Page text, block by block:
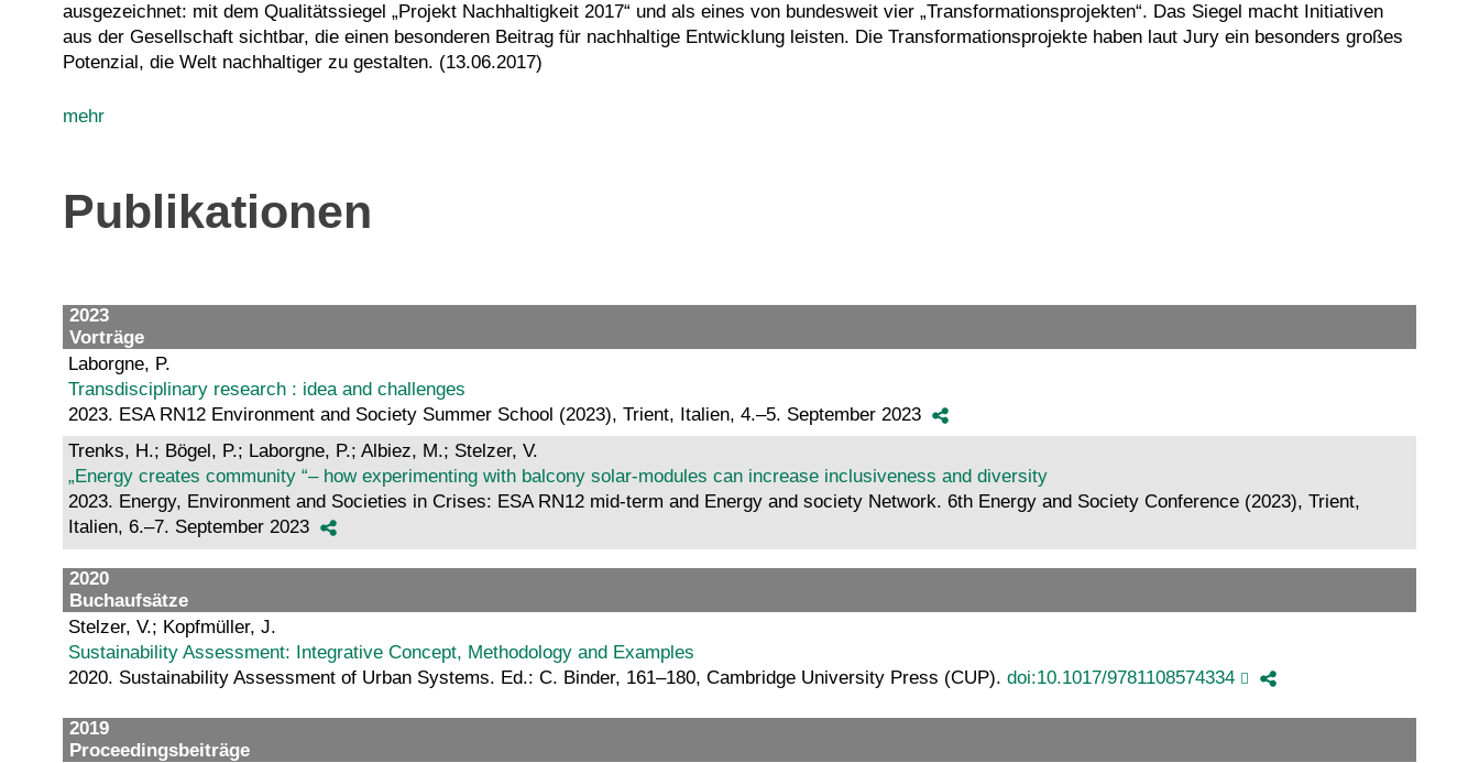
ausgezeichnet: mit dem Qualitätssiegel „Projekt Nachhaltigkeit 2017“ und als eines von bundesweit vier „Transformationsprojekten“. Das Siegel macht Initiativen
aus der Gesellschaft sichtbar, die einen besonderen Beitrag für nachhaltige Entwicklung leisten. Die Transformationsprojekte haben laut Jury ein besonders großes
Potenzial, die Welt nachhaltiger zu gestalten. (13.06.2017)
mehr
Publikationen
2023
Vorträge
Laborgne, P.
Transdisciplinary research : idea and challenges
2023. ESA RN12 Environment and Society Summer School (2023), Trient, Italien, 4.–5. September 2023
Trenks, H.; Bögel, P.; Laborgne, P.; Albiez, M.; Stelzer, V.
„Energy creates community “– how experimenting with balcony solar-modules can increase inclusiveness and diversity
2023. Energy, Environment and Societies in Crises: ESA RN12 mid-term and Energy and society Network. 6th Energy and Society Conference (2023), Trient,
Italien, 6.–7. September 2023
2020
Buchaufsätze
Stelzer, V.; Kopfmüller, J.
Sustainability Assessment: Integrative Concept, Methodology and Examples
2020. Sustainability Assessment of Urban Systems. Ed.: C. Binder, 161–180, Cambridge University Press (CUP). doi:10.1017/9781108574334
2019
Proceedingsbeiträge